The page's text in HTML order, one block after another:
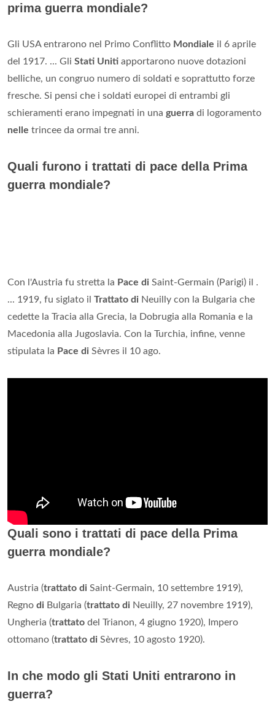
prima guerra mondiale?
Gli USA entrarono nel Primo Conflitto Mondiale il 6 aprile
del 1917. ... Gli Stati Uniti apportarono nuove dotazioni
belliche, un congruo numero di soldati e soprattutto forze
fresche. Si pensi che i soldati europei di entrambi gli
schieramenti erano impegnati in una guerra di logoramento
nelle trincee da ormai tre anni.
Quali furono i trattati di pace della Prima
guerra mondiale?
Con l'Austria fu stretta la Pace di Saint-Germain (Parigi) il .
... 1919, fu siglato il Trattato di Neuilly con la Bulgaria che
cedette la Tracia alla Grecia, la Dobrugia alla Romania e la
Macedonia alla Jugoslavia. Con la Turchia, infine, venne
stipulata la Pace di Sèvres il 10 ago.
Quali sono i trattati di pace della Prima
guerra mondiale?
Austria (trattato di Saint-Germain, 10 settembre 1919),
Regno di Bulgaria (trattato di Neuilly, 27 novembre 1919),
Ungheria (trattato del Trianon, 4 giugno 1920), Impero
ottomano (trattato di Sèvres, 10 agosto 1920).
In che modo gli Stati Uniti entrarono in
guerra?